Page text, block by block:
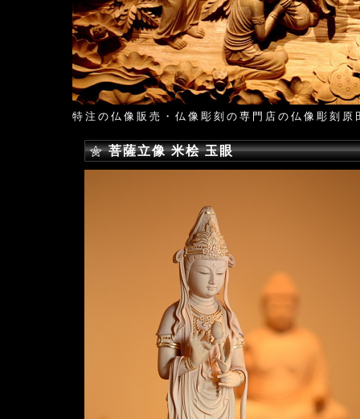
特注の仏像販売・仏像彫刻の専門店の仏像彫刻原
菩薩立像 米桧 玉眼